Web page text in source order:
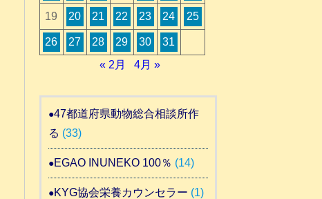
19 20 21 22 23 24 25
26 27 28 29 30
31
« 2月
4月 »
47都道府県動物総合相談所作
る (33)
EGAO INUNEKO 100％ (14)
KYG協会栄養カウンセラー (1)